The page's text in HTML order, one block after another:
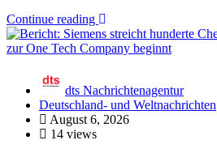
Continue reading
dts Nachrichtenagentur
Deutschland- und Weltnachrichten
August 6, 2026
14 views